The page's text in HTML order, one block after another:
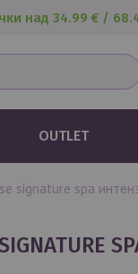
над 34.99 € /
OUTLET
signature spa